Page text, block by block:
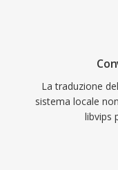
La traduzione
sistema locale
libvips